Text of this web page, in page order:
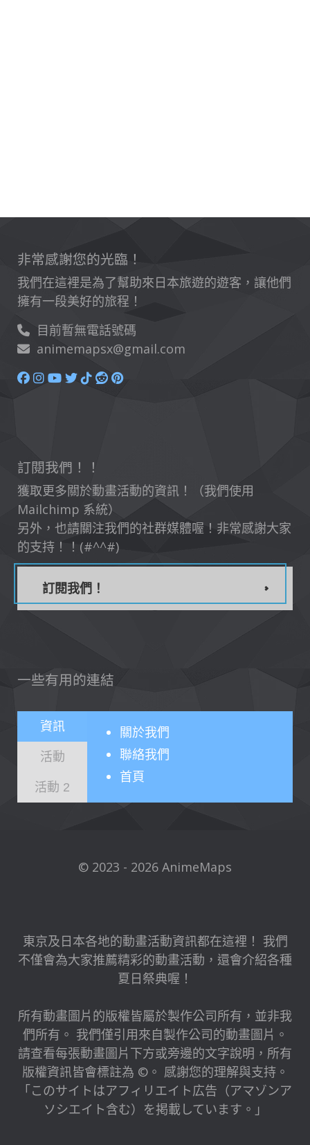
非常感謝您的光臨！
我們在這裡是為了幫助來日本旅遊的遊客，讓他們
擁有一段美好的旅程！
目前暫無電話號碼
animemapsx@gmail.com
訂閱我們！！
獲取更多關於動畫活動的資訊！（我們使用
Mailchimp 系統）
另外，也請關注我們的社群媒體喔！非常感謝大家
的支持！！(#^^#)
訂閱我們！
一些有用的連結
資訊
活動
活動 2
關於我們
聯絡我們
首頁
© 2023 - 2026 AnimeMaps
東京及日本各地的動畫活動資訊都在這裡！ 我們
不僅會為大家推薦精彩的動畫活動，還會介紹各種
夏日祭典喔！
所有動畫圖片的版權皆屬於製作公司所有，並非我
們所有。 我們僅引用來自製作公司的動畫圖片。
請查看每張動畫圖片下方或旁邊的文字說明，所有
版權資訊皆會標註為 ©。 感謝您的理解與支持。
「このサイトはアフィリエイト広告（アマゾンア
ソシエイト含む）を掲載しています。」